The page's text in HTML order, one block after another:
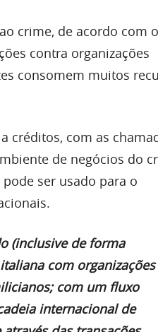
crime, de acordo com o
contra organizações
consomem muitos
créditos, com as
de negócios do
ser usado para o
(inclusive de forma
com organizações
com um fluxo
internacional de